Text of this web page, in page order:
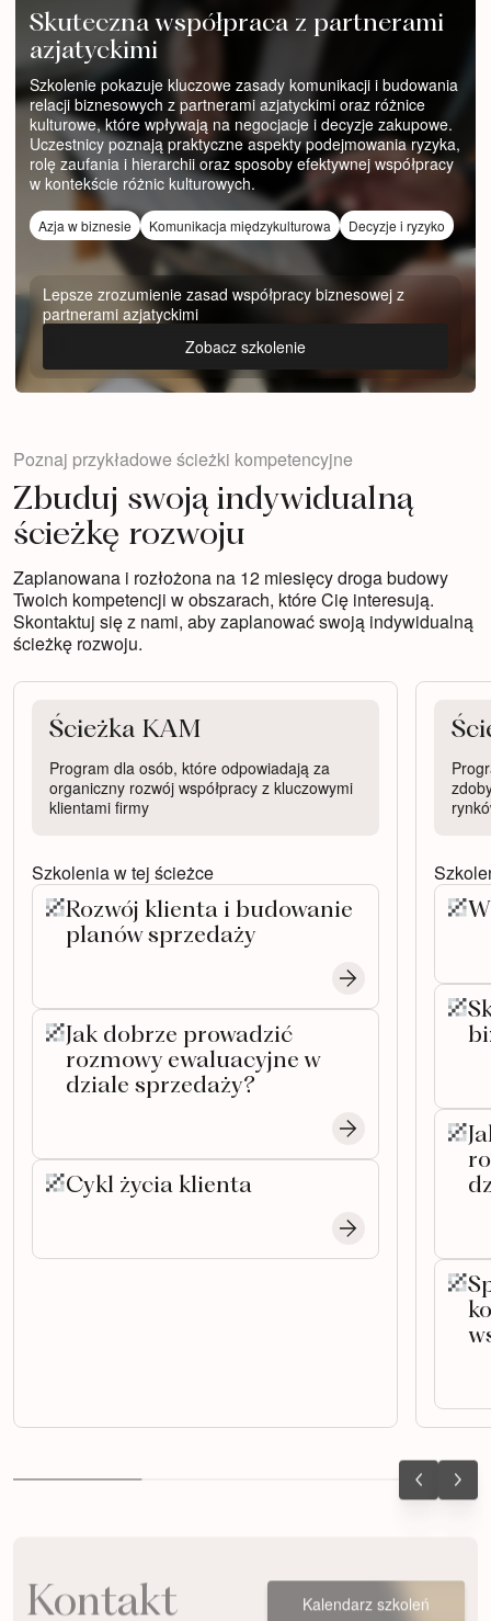
Skuteczna współpraca z partnerami
azjatyckimi
Szkolenie pokazuje kluczowe zasady komunikacji i budowania
relacji biznesowych z partnerami azjatyckimi oraz różnice
kulturowe, które wpływają na negocjacje i decyzje zakupowe.
Uczestnicy poznają praktyczne aspekty podejmowania ryzyka,
rolę zaufania i hierarchii oraz sposoby efektywnej współpracy
w kontekście różnic kulturowych.
Azja w biznesie Komunikacja międzykulturowa Decyzje i ryzyko
Lepsze zrozumienie zasad współpracy biznesowej z
partnerami azjatyckimi
Zobacz szkolenie
Poznaj przykładowe ścieżki kompetencyjne
Zbuduj swoją indywidualną
ścieżkę rozwoju
Zaplanowana i rozłożona na 12 miesięcy droga budowy
Twoich kompetencji w obszarach, które Cię interesują.
Skontaktuj się z nami, aby zaplanować swoją indywidualną
ścieżkę rozwoju.
Ścieżka KAM
Program dla osób, które odpowiadają za
organiczny rozwój współpracy z kluczowymi
klientami firmy
Szkolenia w tej ścieżce
Rozwój klienta i budowanie
planów sprzedaży
Jak dobrze prowadzić
rozmowy ewaluacyjne w
dziale sprzedaży?
Cykl życia klienta
Kontakt Kalendarz szkoleń